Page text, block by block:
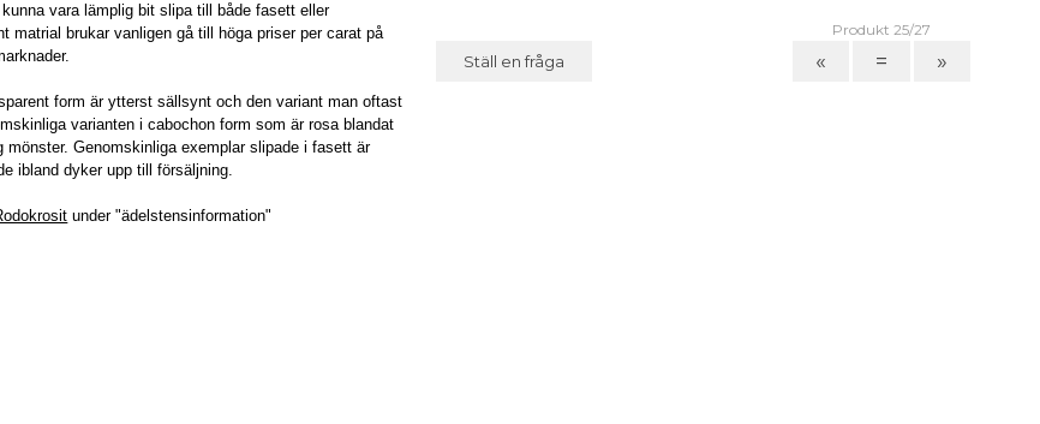
vara lämplig bit slipa till både fasett eller
matrial brukar vanligen gå till höga priser per carat på
form är ytterst sällsynt och den variant man oftast
varianten i cabochon form som är rosa blandat
mönster. Genomskinliga exemplar slipade i fasett är
ibland dyker upp till försäljning.
under "ädelstensinformation"
Ställ en fråga
Produkt 25/27
« = »